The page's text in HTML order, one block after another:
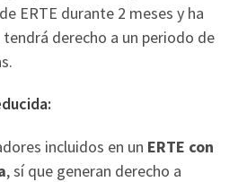
ERTE durante 2 meses y ha
derecho a un periodo de
incluidos en un ERTE con
, sí que generan derecho a